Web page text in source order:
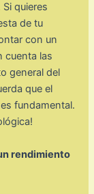
quieres
de tu
con un
cuenta las
general del
que el
fundamental.
rendimiento